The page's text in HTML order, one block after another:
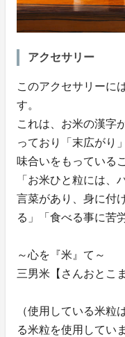
アクセサリー
このアクセサリーに
す。
これは、お米の漢字
っており「末広がり
味合いをもっている
「お米ひと粒には、
言菜があり、身に付
る」「食べる事に苦
～心を『米』て～
三男米【さんおとこ
（使用している米粒
る米粒を使用してい